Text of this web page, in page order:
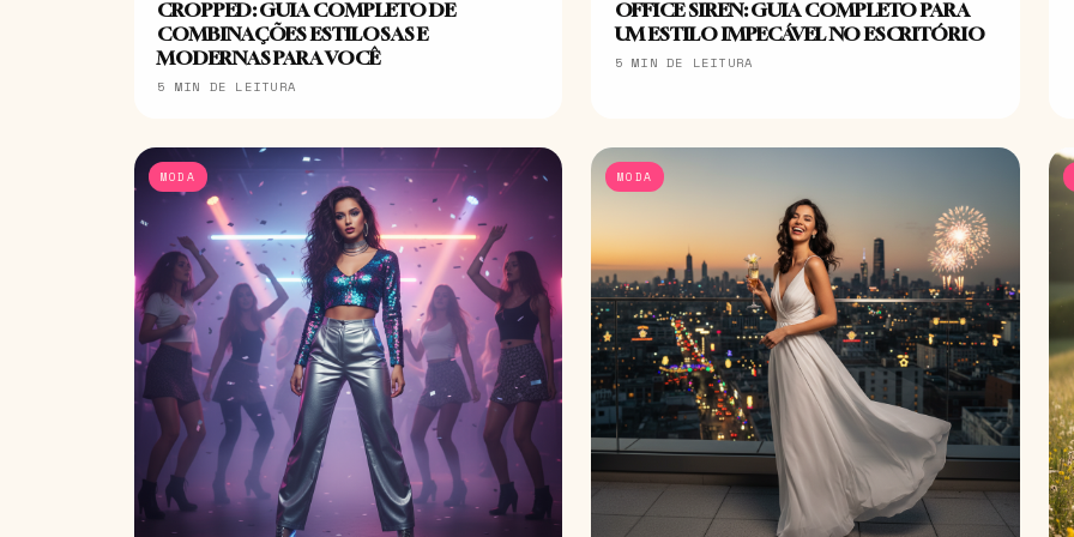
CROPPED: GUIA COMPLETO DE
COMBINAÇÕES ESTILOSAS E
MODERNAS PARA VOCÊ
5 MIN DE LEITURA
OFFICE SIREN: GUIA COMPLETO PARA
UM ESTILO IMPECÁVEL NO ESCRITÓRIO
5 MIN DE LEITURA
MODA MODA